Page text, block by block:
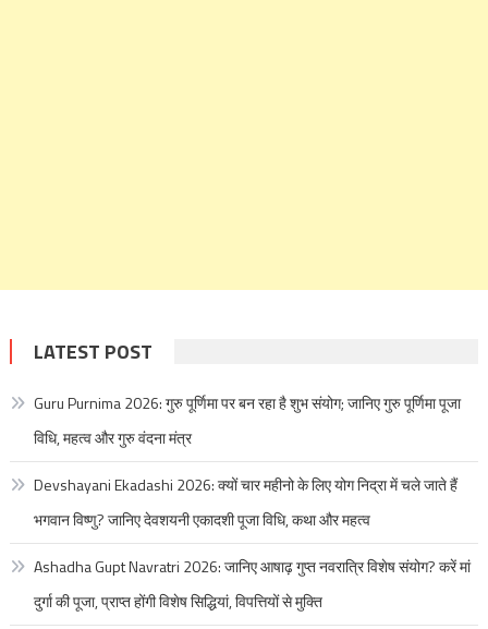
LATEST POST
Guru Purnima 2026: गुरु पूर्णिमा पर बन रहा है शुभ संयोग; जानिए गुरु पूर्णिमा पूजा
विधि, महत्व और गुरु वंदना मंत्र
Devshayani Ekadashi 2026: क्यों चार महीनो के लिए योग निद्रा में चले जाते हैं
भगवान विष्णु? जानिए देवशयनी एकादशी पूजा विधि, कथा और महत्व
Ashadha Gupt Navratri 2026: जानिए आषाढ़ गुप्त नवरात्रि विशेष संयोग? करें मां
दुर्गा की पूजा, प्राप्त होंगी विशेष सिद्धियां, विपत्तियों से मुक्ति